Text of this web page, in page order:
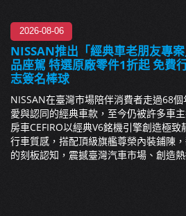
2026-08-06
NISSAN推出「經典車老朋友專
品座駕 特選原廠零件1折起 免費
志簽名棒球
NISSAN在臺灣市場陪伴消費者走過68
愛與認同的經典車款，至今仍被許多車
房車CEFIRO以經典V6銘機引擎創造極
行車質感，搭配頂級旗艦尊榮內裝鋪陳
的刻板認知，震撼臺灣汽車市場、創造